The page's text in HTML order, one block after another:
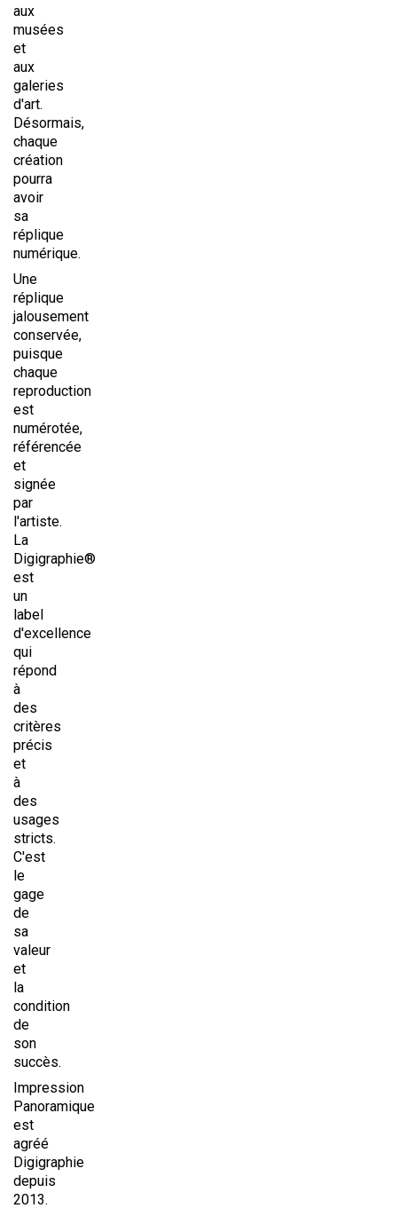
aux
musées
et
aux
galeries
d'art.
Désormais,
chaque
création
pourra
avoir
sa
réplique
numérique.
Une
réplique
jalousement
conservée,
puisque
chaque
reproduction
est
numérotée,
référencée
et
signée
par
l'artiste.
La
Digigraphie®
est
un
label
d'excellence
qui
répond
à
des
critères
précis
et
à
des
usages
stricts.
C'est
le
gage
de
sa
valeur
et
la
condition
de
son
succès.
Impression
Panoramique
est
agréé
Digigraphie
depuis
2013.